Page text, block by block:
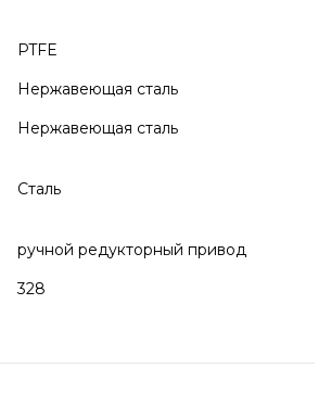
PTFE
Нержавеющая сталь
Нержавеющая сталь
Сталь
ручной редукторный привод
328